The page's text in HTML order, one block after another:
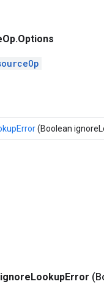
(Boolean
ignoreLookupError